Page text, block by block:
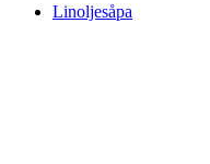
Linoljesåpa